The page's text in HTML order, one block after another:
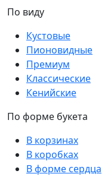
По виду
Кустовые
Пионовидные
Премиум
Классические
Кенийские
По форме букета
В корзинах
В коробках
В форме сердца